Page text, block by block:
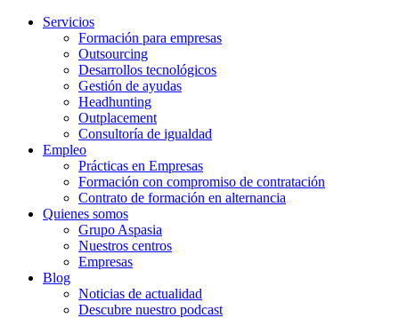
Servicios
Formación para empresas
Outsourcing
Desarrollos tecnológicos
Gestión de ayudas
Headhunting
Outplacement
Consultoría de igualdad
Empleo
Prácticas en Empresas
Formación con compromiso de contratación
Contrato de formación en alternancia
Quienes somos
Grupo Aspasia
Nuestros centros
Empresas
Blog
Noticias de actualidad
Descubre nuestro podcast